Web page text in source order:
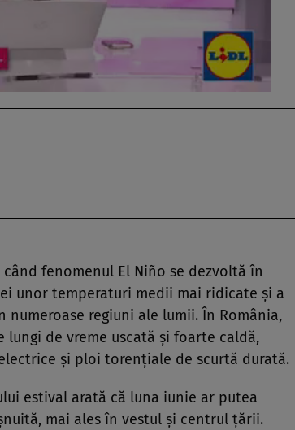
fenomenul El Niño se dezvoltă în
unor temperaturi medii mai ridicate și a
regiuni ale lumii. În România,
de vreme uscată și foarte caldă,
și ploi torențiale de scurtă durată.
estival arată că luna iunie ar putea
mai ales în vestul și centrul țării.